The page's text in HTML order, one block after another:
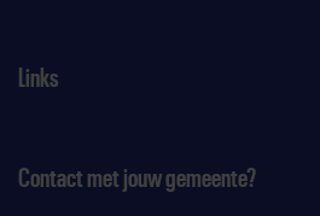
Links
Contact met jouw gemeente?